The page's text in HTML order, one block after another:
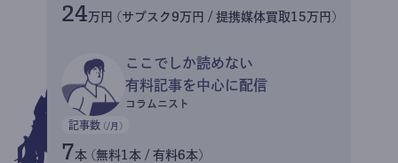
24万円 (サブスク9万円 / 提携媒体買取15万円)
ここでしか読めない
有料記事を中心に配信
コラムニスト
記事数 (/月)
7本 (無料1本 / 有料6本)